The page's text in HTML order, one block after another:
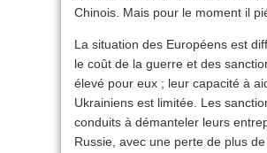
Chinois. Mais pour le moment il
La situation des Européens est
le coût de la guerre et des
élevé pour eux ; leur capacité à
Ukrainiens est limitée. Les
conduits à démanteler leurs
Russie, avec une perte de plus